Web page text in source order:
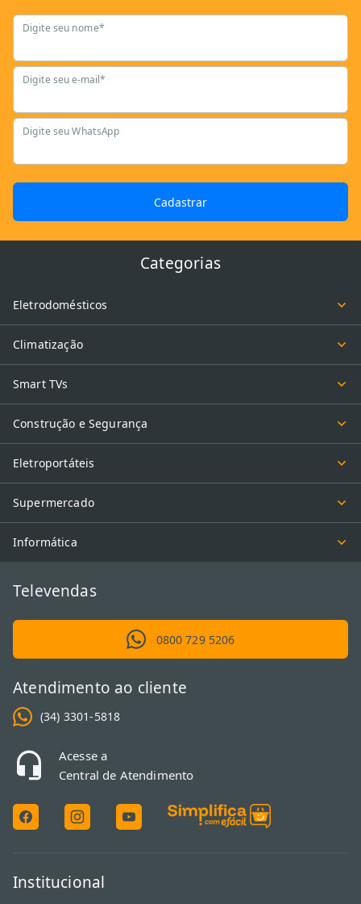
Digite seu nome*
Digite seu e-mail*
Digite seu WhatsApp
Cadastrar
Categorias
Eletrodomésticos
Climatização
Smart TVs
Construção e Segurança
Eletroportáteis
Supermercado
Informática
Televendas
0800 729 5206
Atendimento ao cliente
(34) 3301-5818
Acesse a
Central de Atendimento
Institucional